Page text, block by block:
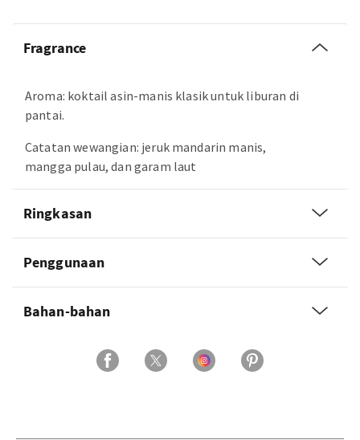
Fragrance
Aroma: koktail asin-manis klasik untuk liburan di
pantai.
Catatan wewangian: jeruk mandarin manis,
mangga pulau, dan garam laut
Ringkasan
Penggunaan
Bahan-bahan